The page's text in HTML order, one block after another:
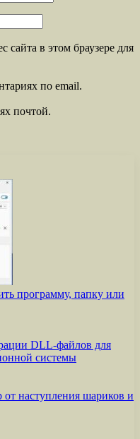
сайта в этом браузере для
по email.
почтой.
программу, папку или
DLL-файлов для
системы
наступления шариков и